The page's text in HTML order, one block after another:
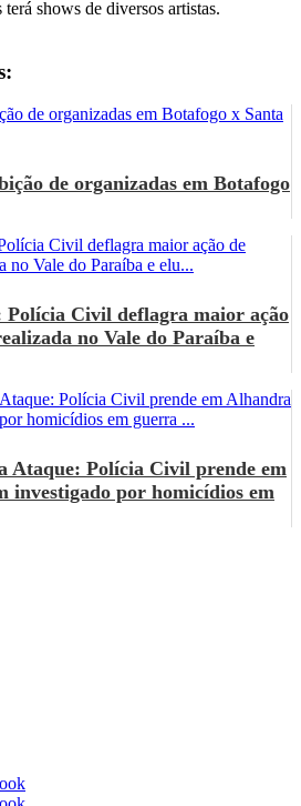
de organizadas em Botafogo
Polícia Civil deflagra maior ação
no Vale do Paraíba e
Ataque: Polícia Civil prende em
investigado por homicídios em